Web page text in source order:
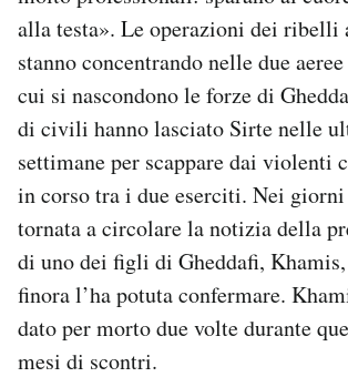
alla testa». Le operazioni dei ribelli
stanno concentrando nelle due
cui si nascondono le forze di
di civili hanno lasciato Sirte nelle
settimane per scappare dai violenti
in corso tra i due eserciti. Nei
tornata a circolare la notizia della
di uno dei figli di Gheddafi, Khamis,
finora l’ha potuta confermare.
dato per morto due volte durante
mesi di scontri.